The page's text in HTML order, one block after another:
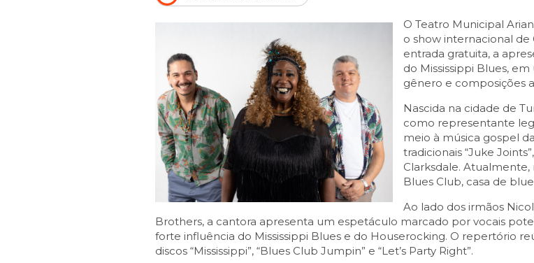
O Teatro Municipal
o show internacional de
entrada gratuita, a
do Mississippi Blues,
gênero e composições
Nascida na cidade de
como representante
meio à música gospel
tradicionais “Juke
Clarksdale.
Blues Club, casa de
Ao lado dos irmãos
Brothers, a cantora apresenta um espetáculo marcado por vocais
forte influência do Mississippi Blues e do Houserocking. O repertório
discos “Mississippi”, “Blues Club Jumpin” e “Let’s Party Right”.